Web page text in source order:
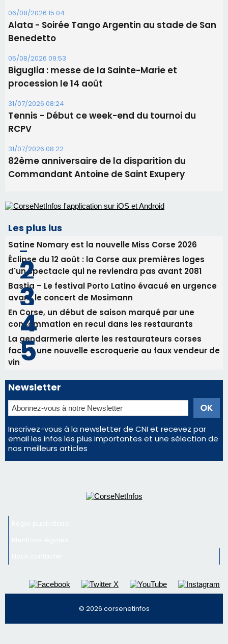
06/08/2026 15:04
Alata - Soirée Tango Argentin au stade de San
Benedetto
05/08/2026 09:53
Biguglia : messe de la Sainte-Marie et
procession le 14 août
31/07/2026 08:24
Tennis - Début ce week-end du tournoi du
RCPV
31/07/2026 08:22
82ème anniversaire de la disparition du
Commandant Antoine de Saint Exupery
Les plus lus
Satine Nomary est la nouvelle Miss Corse 2026
Éclipse du 12 août : la Corse aux premières loges
d'un spectacle qui ne reviendra pas avant 2081
Bastia – Le festival Porto Latino évacué en urgence
avant le concert de Mosimann
En Corse, un début de saison marqué par une
consommation en recul dans les restaurants
La gendarmerie alerte les restaurateurs corses
face à une nouvelle escroquerie au faux vendeur de
vin
Newsletter
Inscrivez-vous à la newsletter de CNI et recevez par
email les infos les plus importantes et une sélection de
nos meilleurs articles
© 2026 corsenetinfos